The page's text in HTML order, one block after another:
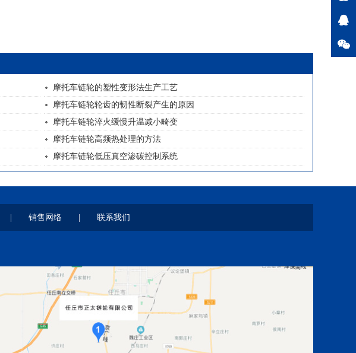
摩托车链轮的塑性变形法生产工艺
摩托车链轮轮齿的韧性断裂产生的原因
摩托车链轮淬火缓慢升温减小畸变
摩托车链轮高频热处理的方法
摩托车链轮低压真空渗碳控制系统
销售网络 联系我们